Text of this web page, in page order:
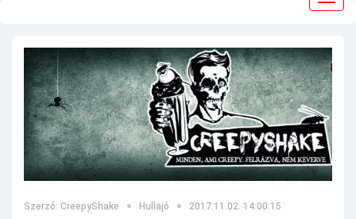
Szerző: CreepyShake Hullajó
2017.11.02. 14:00:15